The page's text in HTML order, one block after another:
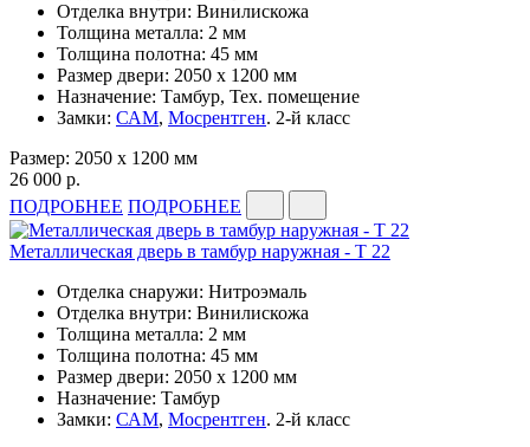
Отделка внутри: Винилискожа
Толщина металла: 2 мм
Толщина полотна: 45 мм
Размер двери: 2050 x 1200 мм
Назначение: Тамбур, Тех. помещение
Замки: САМ, Мосрентген. 2-й класс
Размер: 2050 x 1200 мм
26 000 р.
ПОДРОБНЕЕ ПОДРОБНЕЕ
Металлическая дверь в тамбур наружная - Т 22
Отделка снаружи: Нитроэмаль
Отделка внутри: Винилискожа
Толщина металла: 2 мм
Толщина полотна: 45 мм
Размер двери: 2050 x 1200 мм
Назначение: Тамбур
Замки: САМ, Мосрентген. 2-й класс